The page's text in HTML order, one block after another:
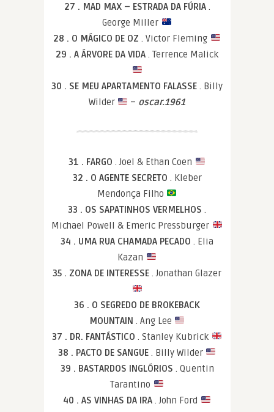
27 . MAD MAX – ESTRADA DA FÚRIA .
George Miller
28 . O MÁGICO DE OZ. Victor Fleming
29 . A ÁRVORE DA VIDA . Terrence Malick
30 . SE MEU APARTAMENTO FALASSE . Billy
Wilder
– oscar.1961
31 . FARGO. Joel & Ethan Coen
32 . O AGENTE SECRETO . Kleber
Mendonça Filho
33 . OS SAPATINHOS VERMELHOS .
Michael Powell & Emeric Pressburger
34 . UMA RUA CHAMADA PECADO . Elia
Kazan
35 . ZONA DE INTERESSE . Jonathan Glazer
36 . O SEGREDO DE BROKEBACK
MOUNTAIN . Ang Lee
37 . DR. FANTÁSTICO. Stanley Kubrick
38 . PACTO DE SANGUE . Billy Wilder
39 . BASTARDOS INGLÓRIOS . Quentin
Tarantino
40 . AS VINHAS DA IRA. John Ford